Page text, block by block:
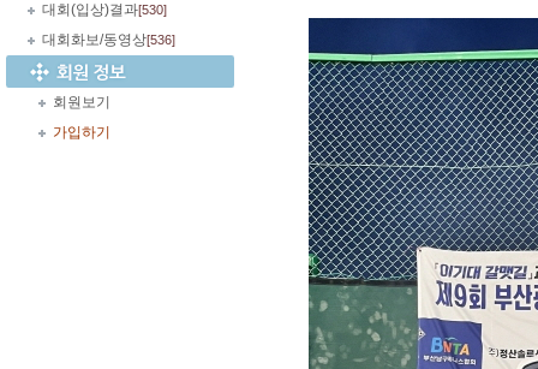
대회(입상)결과[530]
대회화보/동영상[536]
회원보기
가입하기